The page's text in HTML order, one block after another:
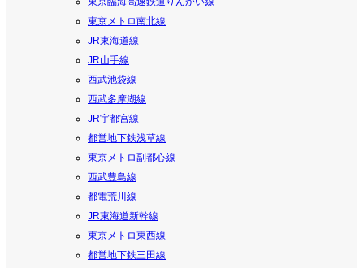
東京メトロ南北線
JR東海道線
JR山手線
西武池袋線
西武多摩湖線
JR宇都宮線
都営地下鉄浅草線
東京メトロ副都心線
西武豊島線
都電荒川線
JR東海道新幹線
東京メトロ東西線
都営地下鉄三田線